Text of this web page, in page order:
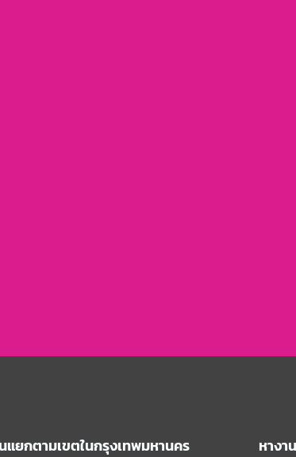
แยกตามเขตในกรุงเทพมหานคร หางา